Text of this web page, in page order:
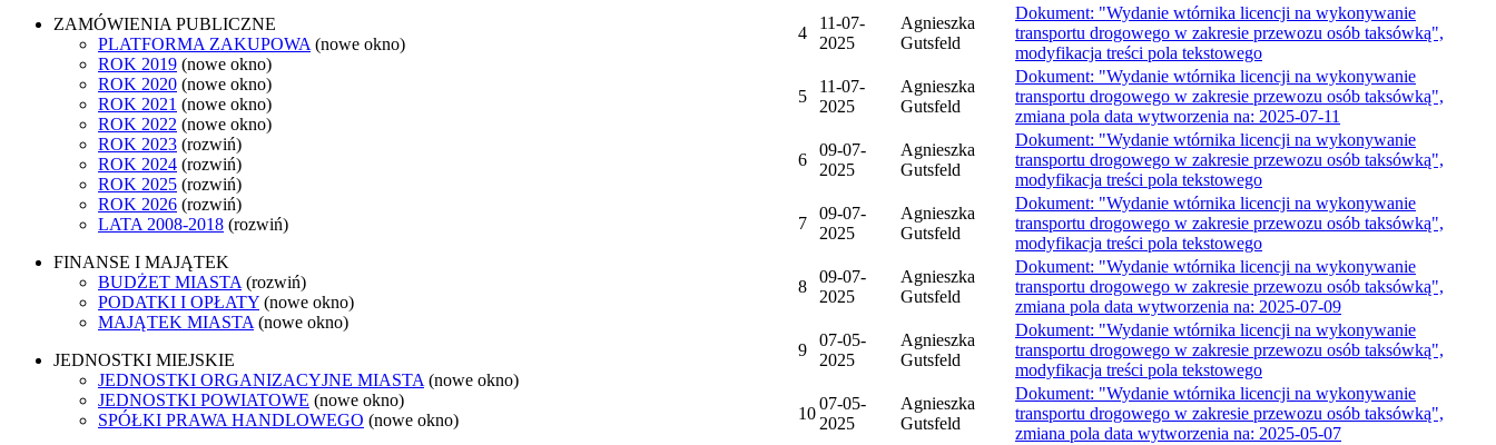
ZAMÓWIENIA PUBLICZNE
PLATFORMA ZAKUPOWA (nowe okno)
ROK 2019 (nowe okno)
ROK 2020 (nowe okno)
ROK 2021 (nowe okno)
ROK 2022 (nowe okno)
ROK 2023 (rozwiń)
ROK 2024 (rozwiń)
ROK 2025 (rozwiń)
ROK 2026 (rozwiń)
LATA 2008-2018 (rozwiń)
FINANSE I MAJĄTEK
BUDŻET MIASTA (rozwiń)
PODATKI I OPŁATY (nowe okno)
MAJĄTEK MIASTA (nowe okno)
JEDNOSTKI MIEJSKIE
JEDNOSTKI ORGANIZACYJNE MIASTA (nowe okno)
JEDNOSTKI POWIATOWE (nowe okno)
SPÓŁKI PRAWA HANDLOWEGO (nowe okno)
4
11-07-
2025
Agnieszka
Gutsfeld
Dokument: "Wydanie wtórnika licencji na wykonywanie
transportu drogowego w zakresie przewozu osób taksówką",
modyfikacja treści pola tekstowego
5
11-07-
2025
Agnieszka
Gutsfeld
Dokument: "Wydanie wtórnika licencji na wykonywanie
transportu drogowego w zakresie przewozu osób taksówką",
zmiana pola data wytworzenia na: 2025-07-11
6
09-07-
2025
Agnieszka
Gutsfeld
Dokument: "Wydanie wtórnika licencji na wykonywanie
transportu drogowego w zakresie przewozu osób taksówką",
modyfikacja treści pola tekstowego
7
09-07-
2025
Agnieszka
Gutsfeld
Dokument: "Wydanie wtórnika licencji na wykonywanie
transportu drogowego w zakresie przewozu osób taksówką",
modyfikacja treści pola tekstowego
8
09-07-
2025
Agnieszka
Gutsfeld
Dokument: "Wydanie wtórnika licencji na wykonywanie
transportu drogowego w zakresie przewozu osób taksówką",
zmiana pola data wytworzenia na: 2025-07-09
9
07-05-
2025
Agnieszka
Gutsfeld
Dokument: "Wydanie wtórnika licencji na wykonywanie
transportu drogowego w zakresie przewozu osób taksówką",
modyfikacja treści pola tekstowego
10
07-05-
2025
Agnieszka
Gutsfeld
Dokument: "Wydanie wtórnika licencji na wykonywanie
transportu drogowego w zakresie przewozu osób taksówką",
zmiana pola data wytworzenia na: 2025-05-07